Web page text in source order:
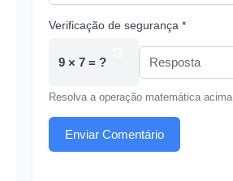
Verificação de segurança *
9 × 7 = ?
Resolva a operação matemática acima
Enviar Comentário